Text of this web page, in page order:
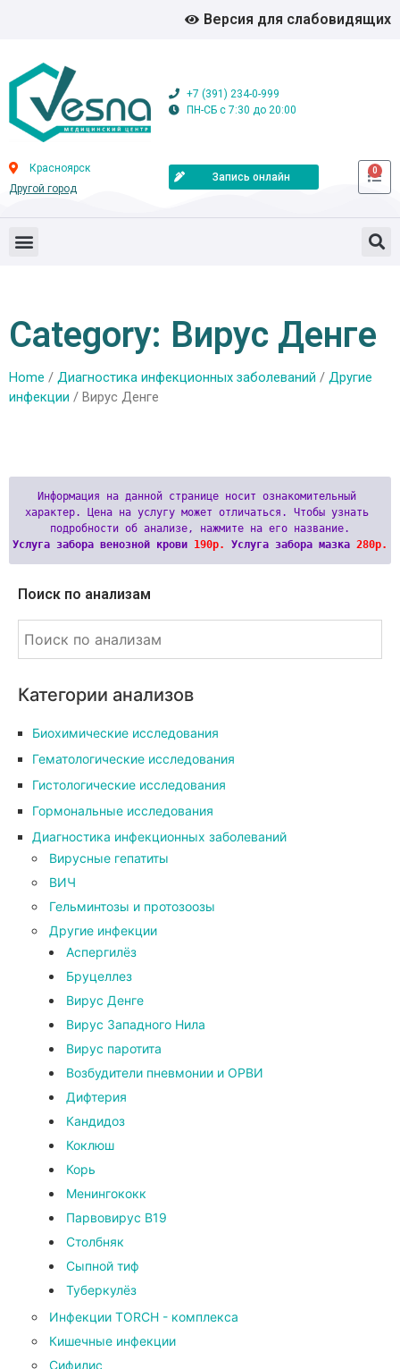
Версия для слабовидящих
+7 (391) 234-0-999
ПН-СБ с 7:30 до 20:00
Красноярск
Другой город
Запись онлайн
0
Category: Вирус Денге
Home / Диагностика инфекционных заболеваний / Другие
инфекции / Вирус Денге
Информация на данной странице носит ознакомительный
характер. Цена на услугу может отличаться. Чтобы узнать
Услуга забора венозной крови 190р. Услуга забора мазка 280р.
Поиск по анализам
Категории анализов
Биохимические исследования
Гематологические исследования
Гистологические исследования
Гормональные исследования
Диагностика инфекционных заболеваний
Вирусные гепатиты
ВИЧ
Гельминтозы и протозоозы
Другие инфекции
Аспергилёз
Бруцеллез
Вирус Денге
Вирус Западного Нила
Вирус паротита
Возбудители пневмонии и ОРВИ
Дифтерия
Кандидоз
Коклюш
Корь
Менингококк
Парвовирус В19
Столбняк
Сыпной тиф
Туберкулёз
Инфекции TORCH - комплекса
Кишечные инфекции
Сифилис